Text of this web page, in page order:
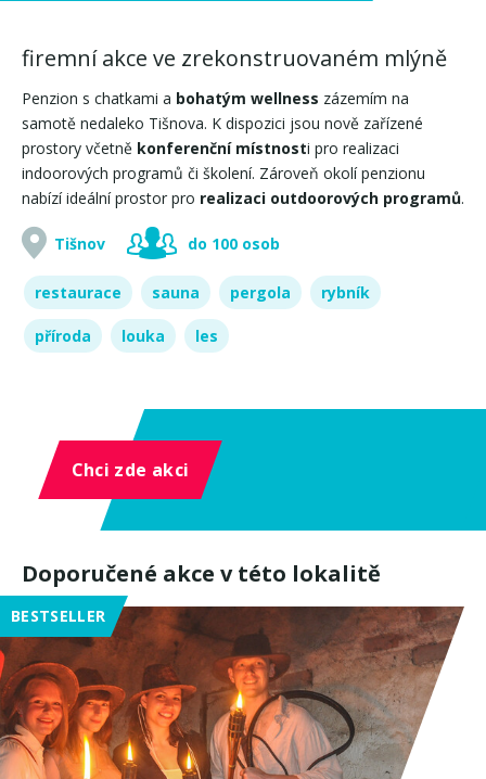
firemní akce ve zrekonstruovaném mlýně
Penzion s chatkami a bohatým wellness zázemím na
samotě nedaleko Tišnova. K dispozici jsou nově zařízené
prostory včetně konferenční místnosti pro realizaci
indoorových programů či školení. Zároveň okolí penzionu
nabízí ideální prostor pro realizaci outdoorových programů.
Tišnov do 100 osob
restaurace sauna pergola rybník
příroda louka les
Chci zde akci
Doporučené akce v této lokalitě
BESTSELLER